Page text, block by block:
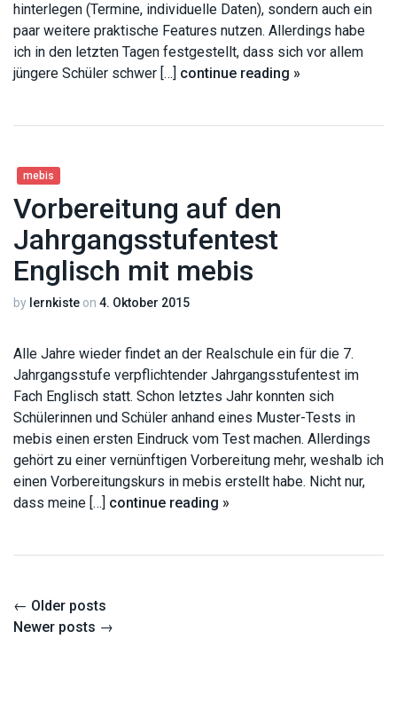
hinterlegen (Termine, individuelle Daten), sondern auch ein
paar weitere praktische Features nutzen. Allerdings habe
ich in den letzten Tagen festgestellt, dass sich vor allem
jüngere Schüler schwer […] continue reading »
mebis
Vorbereitung auf den
Jahrgangsstufentest
Englisch mit mebis
by lernkiste on 4. Oktober 2015
Alle Jahre wieder findet an der Realschule ein für die 7.
Jahrgangsstufe verpflichtender Jahrgangsstufentest im
Fach Englisch statt. Schon letztes Jahr konnten sich
Schülerinnen und Schüler anhand eines Muster-Tests in
mebis einen ersten Eindruck vom Test machen. Allerdings
gehört zu einer vernünftigen Vorbereitung mehr, weshalb ich
einen Vorbereitungskurs in mebis erstellt habe. Nicht nur,
dass meine […] continue reading »
Posts
navigation
← Older posts
Newer posts →